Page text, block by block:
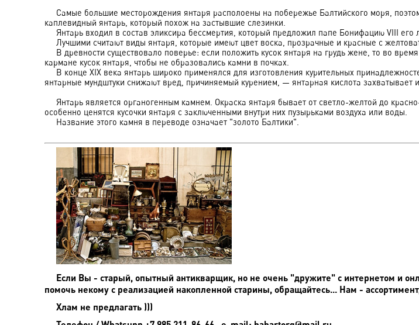
Самые большие месторождения янтаря располоены на побережье Балтийского моря,
каплевидный янтарь, который похож на застывшие слезинки.
Янтарь входил в состав эликсира бессмертия, который предложил папе Бонифацию VIII его
Лучшими считают виды янтаря, которые имеют цвет воска, прозрачные и красные с
В древности существовало поверье: если положить кусок янтаря на грудь жене, то во
кармане кусок янтаря, чтобы не образовались камни в почках.
В конце XIX века янтарь широко применялся для изготовления курительных
янтарные мундштуки снижают вред, причиняемый курением, — янтарная кислота захватывает
Янтарь является органогенным камнем. Окраска янтаря бывает от светло-желтой до
особенно ценятся кусочки янтаря с заключенными внутри них пузырьками воздуха или воды.
Название этого камня в переводе означает "золото Балтики".
Если Вы - старый, опытный антикварщик, но не очень "дружите" с интернетом и
помочь некому с реализацией накопленной старины, обращайтесь... Нам -
Хлам не предлагать )))